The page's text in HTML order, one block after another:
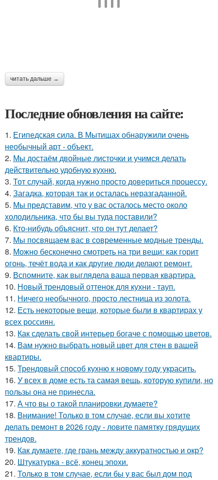
читать дальше →
Последние обновления на сайте:
1. Египедская сила. В Мытищах обнаружили очень
необычный арт - объект.
2. Мы достаём двойные листочки и учимся делать
действительно удобную кухню.
3. Тот случай, когда нужно просто довериться процессу.
4. Загадка, которая так и осталась неразгаданной.
5. Мы представим, что у вас осталось место около
холодильника, что бы вы туда поставили?
6. Кто-нибудь объяснит, что он тут делает?
7. Мы посвящаем вас в современные модные тренды.
8. Можно бесконечно смотреть на три вещи: как горит
огонь, течёт вода и как другие люди делают ремонт.
9. Вспомните, как выглядела ваша первая квартира.
10. Новый трендовый оттенок для кухни - тауп.
11. Ничего необычного, просто лестница из золота.
12. Есть некоторые вещи, которые были в квартирах у
всех россиян.
13. Как сделать свой интерьер богаче с помощью цветов.
14. Вам нужно выбрать новый цвет для стен в вашей
квартиры.
15. Трендовый способ кухню к новому году украсить.
16. У всех в доме есть та самая вещь, которую купили, но
пользы она не принесла.
17. А что вы о такой планировки думаете?
18. Внимание! Только в том случае, если вы хотите
делать ремонт в 2026 году - ловите памятку грядущих
трендов.
19. Как думаете, где грань между аккуратностью и окр?
20. Штукатурка - всё, конец эпохи.
21. Только в том случае, если бы у вас был дом под